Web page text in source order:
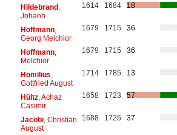
Hildebrand,
Johann
1614 1684 18
Hoffmann,
Georg Melchior
1679 1715 36
Hoffmann,
Melchior
1679 1715 36
Homilius
Gottfried August
1714 1785 13
Hültz, Achaz
Casimir
1658 1723 57
Jacobi, Christian
August
1688 1725 37